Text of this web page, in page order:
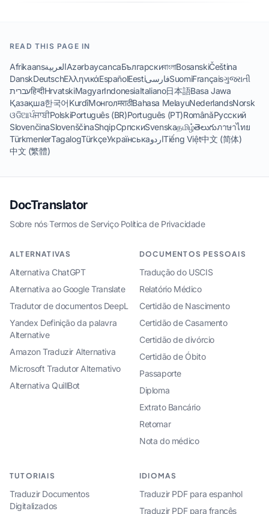
READ THIS PAGE IN
AfrikaansالعربيةAzərbaycancaБългарскиবাংলাBosanskiČeština
DanskDeutschΕλληνικάEspañolEestiفارسیSuomiFrançaisગુજરાતી
עבריתहिन्दीHrvatskiMagyarIndonesiaItaliano日本語Basa Jawa
Қазақша한국어KurdîМонголमराठीBahasa MelayuNederlandsNorsk
ଓଡିଆਪੰਜਾਬੀPolskiPortuguês (BR)Português (PT)RomânăРусский
SlovenčinaSlovenščinaShqipСрпскиSvenskaதமிழ்తెలుగుภาษาไทย
TürkmenlerTagalogTürkçeУкраїнськаاردوTiếng Việt中文 (简体)
中文 (繁體)
DocTranslator
Sobre nós·Termos de Serviço·Política de Privacidade
ALTERNATIVAS
Alternativa ChatGPT
Alternativa ao Google Translate
Tradutor de documentos DeepL
Yandex Definição da palavra
Alternative
Amazon Traduzir Alternativa
Microsoft Tradutor Alternativo
Alternativa QuillBot
DOCUMENTOS PESSOAIS
Tradução do USCIS
Relatório Médico
Certidão de Nascimento
Certidão de Casamento
Certidão de divórcio
Certidão de Óbito
Passaporte
Diploma
Extrato Bancário
Retomar
Nota do médico
TUTORIAIS
Traduzir Documentos
Digitalizados
IDIOMAS
Traduzir PDF para espanhol
Traduzir PDF para francês